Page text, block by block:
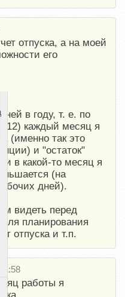
отпуска, а на моей
его
в году, т. е. по
12) каждый месяц я
(именно так это
и "остаток"
в какой-то месяц я
(на
дней).
видеть перед
планирования
отпуска и т.п.
работы я